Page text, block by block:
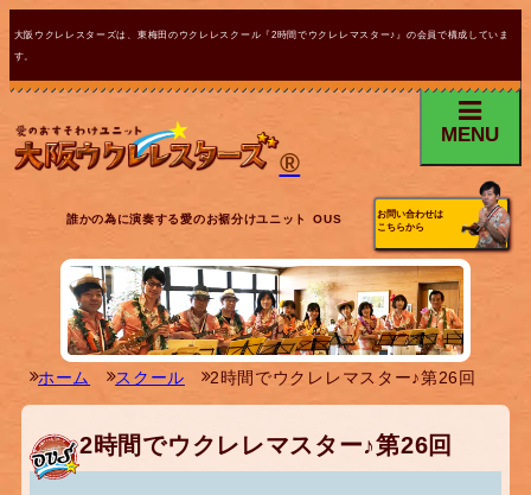
大阪ウクレレスターズは、東梅田のウクレレスクール『2時間でウクレレマスター♪』の会員で構成していま
す。
®
MENU
誰かの為に演奏する愛のお裾分けユニット OUS
お問い合わせは
こちらから
ホーム スクール 2時間でウクレレマスター♪第26回
2時間でウクレレマスター♪第26回